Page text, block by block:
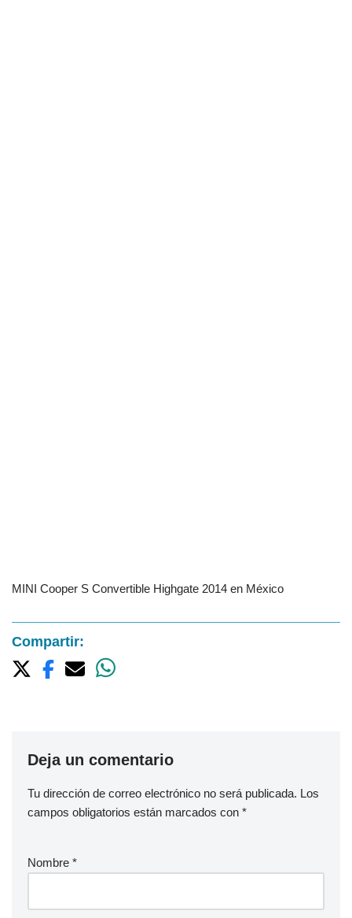
MINI Cooper S Convertible Highgate 2014 en México
Compartir:
Deja un comentario
Tu dirección de correo electrónico no será publicada. Los
campos obligatorios están marcados con *
Nombre *